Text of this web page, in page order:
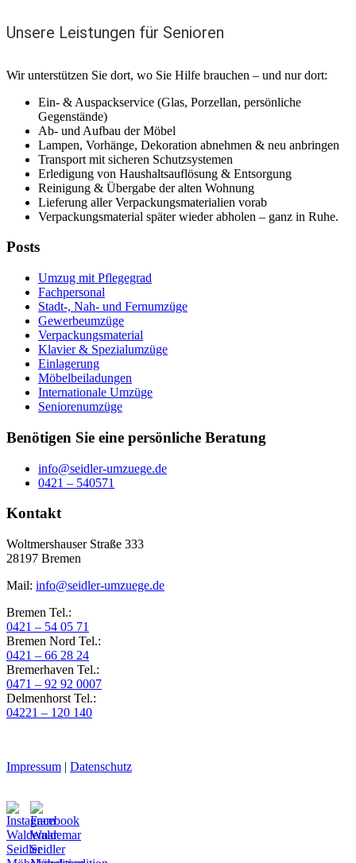
Unsere Leistungen für Senioren
Wir unterstützen Sie dort, wo Sie Hilfe brauchen – und nur dort:
Ein- & Auspackservice (Glas, Porzellan, persönliche
Gegenstände)
Ab- und Aufbau der Möbel
Lampen, Vorhänge, Dekoration abnehmen & neu anbringen
Transport mit sicheren Schutzsystemen
Erledigung von Haushaltsauflösung & Entsorgung
Reinigung & Übergabe der alten Wohnung
Lieferung aller Verpackungsmaterialien vorab
Verpackungsmaterial später wieder abholen – ganz in Ruhe.
Posts
Umzug mit Pflegegrad
Fachpersonal
Stadt-, Nah- und Fernumzüge
Gewerbeumzüge
Verpackungsmaterial
Klavier & Spezialumzüge
Einlagerung
Möbelbeiladungen
Internationale Umzüge
Seniorenumzüge
Benötigen Sie eine persönliche Beratung
info@seidler-umzuege.de
0421 – 540571
Kontakt
Woltmershauser Straße 333
28197 Bremen
Mail: info@seidler-umzuege.de
Bremen Tel.:
0421 – 54 05 71
Bremen Nord Tel.:
0421 – 66 28 24
Bremerhaven Tel.:
0471 – 92 92 0007
Delmenhorst Tel.:
04221 – 120 140
Impressum | Datenschutz